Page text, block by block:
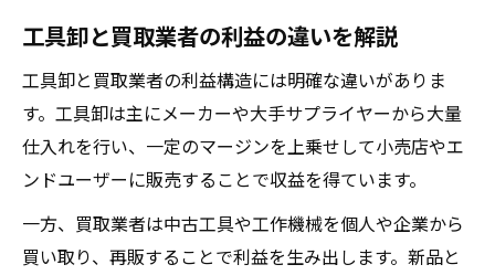
工具卸と買取業者の利益の違いを解説
工具卸と買取業者の利益構造には明確な違いがありま
す。工具卸は主にメーカーや大手サプライヤーから大量
仕入れを行い、一定のマージンを上乗せして小売店やエ
ンドユーザーに販売することで収益を得ています。
一方、買取業者は中古工具や工作機械を個人や企業から
買い取り、再販することで利益を生み出します。新品と